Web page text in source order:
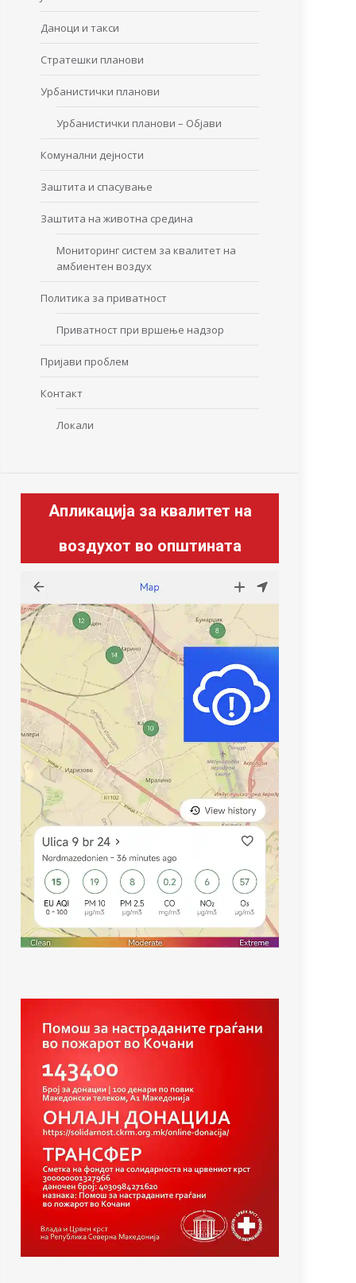
Даноци и такси
Стратешки планови
Урбанистички планови
Урбанистички планови – Објави
Комунални дејности
Заштита и спасување
Заштита на животна средина
Мониторинг систем за квалитет на
амбиентен воздух
Политика за приватност
Приватност при вршење надзор
Пријави проблем
Контакт
Локали
Апликација за квалитет на
воздухот во општината